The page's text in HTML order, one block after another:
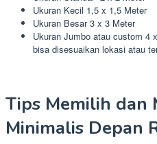
Ukuran Kecil 1,5 x 1,5 Meter
Ukuran Besar 3 x 3 Meter
Ukuran Jumbo atau custom 4
bisa disesuaikan lokasi atau
Tips Memilih dan
Minimalis Depan